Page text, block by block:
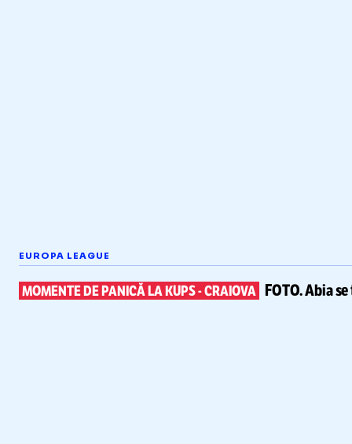
EUROPA LEAGUE
MOMENTE DE PANICĂ LA KUPS-CRAIOVA FOTO.Abia